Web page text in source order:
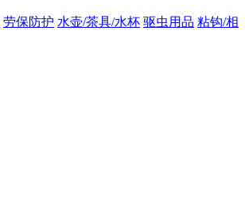
劳保防护 水壶/茶具/水杯 驱虫用品 粘钩/相